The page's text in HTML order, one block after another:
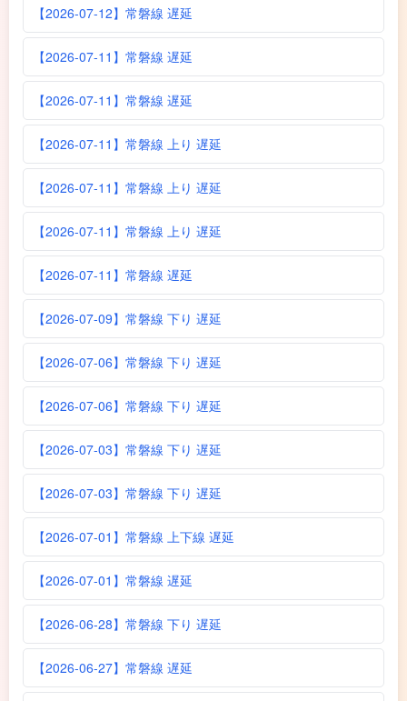
【2026-07-12】常磐線 遅延
【2026-07-11】常磐線 遅延
【2026-07-11】常磐線 遅延
【2026-07-11】常磐線 上り 遅延
【2026-07-11】常磐線 上り 遅延
【2026-07-11】常磐線 上り 遅延
【2026-07-11】常磐線 遅延
【2026-07-09】常磐線 下り 遅延
【2026-07-06】常磐線 下り 遅延
【2026-07-06】常磐線 下り 遅延
【2026-07-03】常磐線 下り 遅延
【2026-07-03】常磐線 下り 遅延
【2026-07-01】常磐線 上下線 遅延
【2026-07-01】常磐線 遅延
【2026-06-28】常磐線 下り 遅延
【2026-06-27】常磐線 遅延